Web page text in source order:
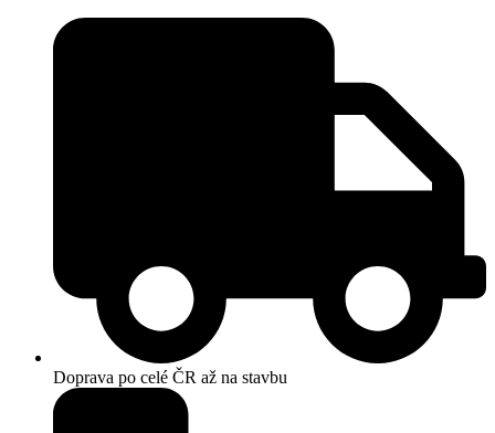
Doprava po celé ČR až na stavbu